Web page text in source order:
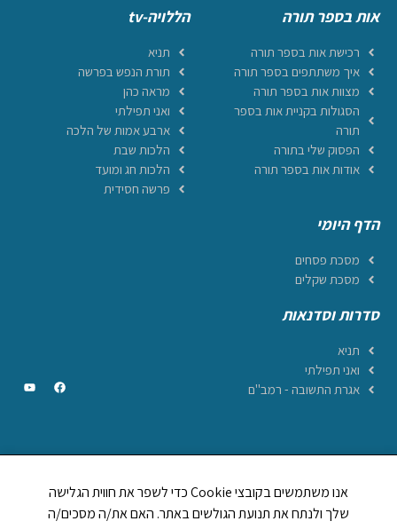
אות בספר תורה
רכישת אות בספר תורה
איך משתתפים בספר תורה
מצוות אות בספר תורה
הסגולות בקניית אות בספר
תורה
הפסוק שלי בתורה
אודות אות בספר תורה
הללויה-tv
תניא
תורת הנפש בפרשה
מראה כהן
ואני תפילתי
ארבע אמות של הלכה
הלכות שבת
הלכות חג ומועד
פרשה חסידית
הדף היומי
מסכת פסחים
מסכת שקלים
סדרות וסדנאות
תניא
ואני תפילתי
אגרת התשובה - רמב"ם
תהילים ביחד
אנו משתמשים בקובצי Cookie כדי לשפר את חווית הגלישה
שלך ולנתח את תנועת הגולשים באתר. האם את/ה מסכים/ה